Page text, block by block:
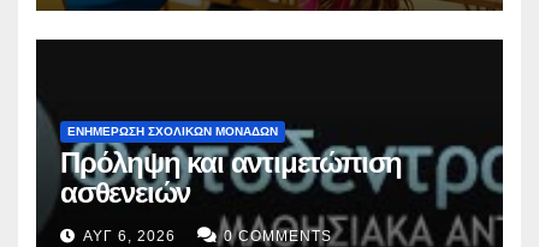
ΕΝΗΜΕΡΩΣΗ ΣΧΟΛΙΚΩΝ ΜΟΝΑΔΩΝ
Πρόληψη και αντιμετώπιση
ασθενειών
ΑΥΓ 6, 2026 0 COMMENTS